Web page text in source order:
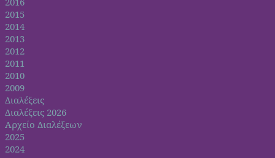
2015
2014
2013
2012
2011
2010
2009
Διαλέξεις
Διαλέξεις 2026
Αρχείο Διαλέξεων
2025
2024